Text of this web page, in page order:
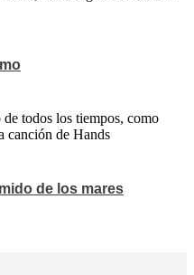
de los mares